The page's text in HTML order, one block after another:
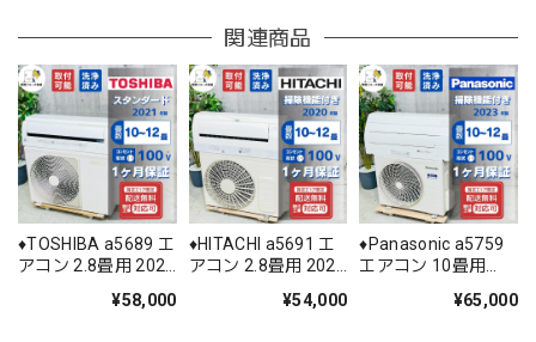
関連商品
♦️TOSHIBA a5689 エ
アコン 2.8畳用 2021
¥58,000
♦️HITACHI a5691 エ
アコン 2.8畳用 2020
¥54,000
♦️Panasonic a5759
エアコン 10畳用
¥65,000